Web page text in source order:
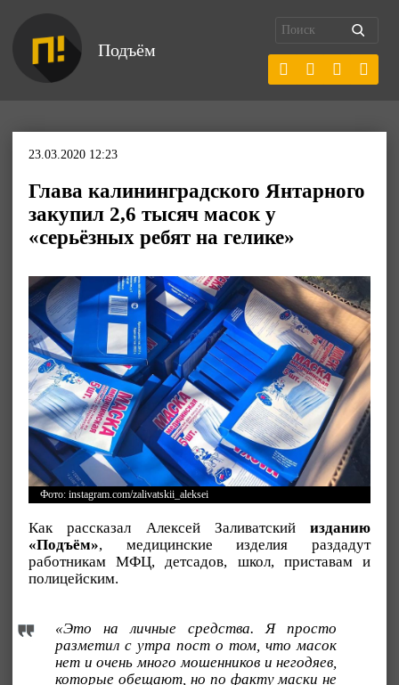
Подъём
23.03.2020 12:23
Глава калининградского Янтарного
закупил 2,6 тысяч масок у
«серьёзных ребят на гелике»
Фото: instagram.com/zalivatskii_aleksei
Как рассказал Алексей Заливатский изданию
«Подъём», медицинские изделия раздадут
работникам МФЦ, детсадов, школ, приставам и
полицейским.
«Это на личные средства. Я просто
разметил с утра пост о том, что масок
нет и очень много мошенников и негодяев,
которые обещают, но по факту маски не